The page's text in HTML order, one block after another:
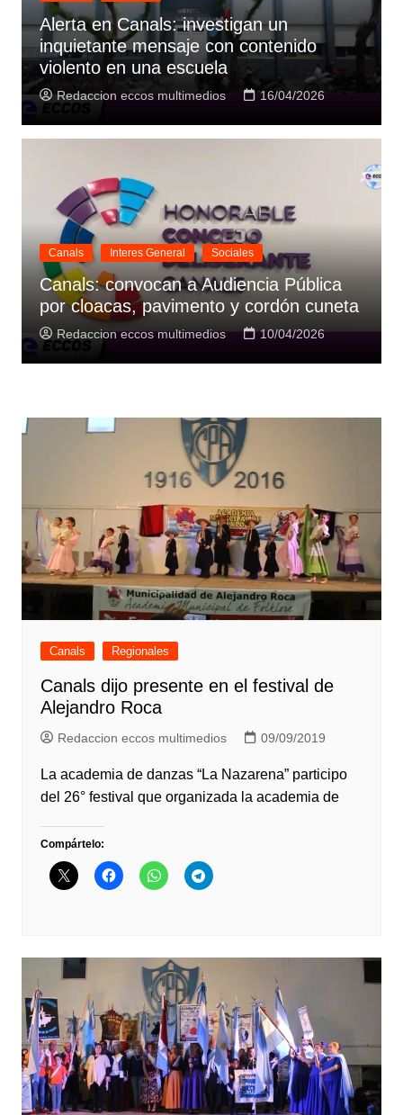
Alerta en Canals: investigan un
inquietante mensaje con contenido
violento en una escuela
Redaccion eccos multimedios 16/04/2026
Canals Interes General Sociales
Canals: convocan a Audiencia Pública
por cloacas, pavimento y cordón cuneta
Redaccion eccos multimedios 10/04/2026
Canals Regionales
Canals dijo presente en el festival de
Alejandro Roca
Redaccion eccos multimedios 09/09/2019
La academia de danzas “La Nazarena” participo
del 26° festival que organizada la academia de
Compártelo: